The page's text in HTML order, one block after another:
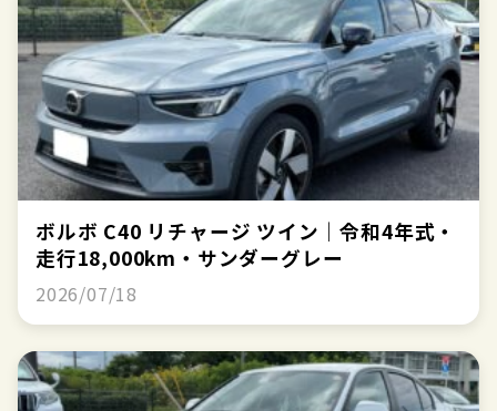
ボルボ C40 リチャージ ツイン｜令和4年式・
走行18,000km・サンダーグレー
2026/07/18